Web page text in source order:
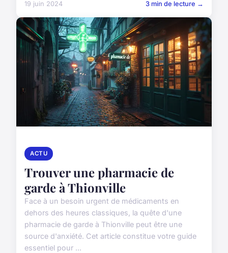
19 juin 2024 3 min de lecture →
ACTU
Trouver une pharmacie de
garde à Thionville
Face à un besoin urgent de médicaments en
dehors des heures classiques, la quête d'une
pharmacie de garde à Thionville peut être une
source d'anxiété. Cet article constitue votre guide
essentiel pour ...